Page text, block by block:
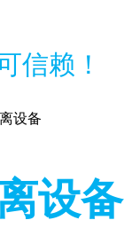
信赖！
设备